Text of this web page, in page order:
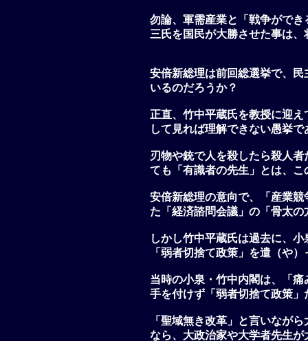
勿論、軍需産業と「戦争がで
三氏を国民が大勝させた事は
安倍新総理は前回総選挙で、
いるのだろうか？
正直、竹中平蔵氏を教授に迎
して見れば理解できない愚挙で
刃物や銃で人を殺したら殺人者
ても「有識者の先生」とは、こ
安倍新総理の意向で、「産業
た「経済諮問会議」の「骨太
しかし竹中平蔵氏は過去に、
「弱者切捨て政策」を遣（や
当時の小泉・竹中内閣は、「
手を付けず「弱者切捨て政策
「聖域無き改革」と言いなが
なら、大政治家や大学者先生